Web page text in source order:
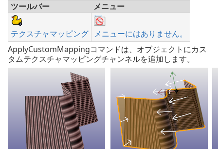
ツールバー メニュー
テクスチャマッピング メニューにはありません。
ApplyCustomMappingコマンドは、オブジェクトにカス
タムテクスチャマッピングチャンネルを追加します。